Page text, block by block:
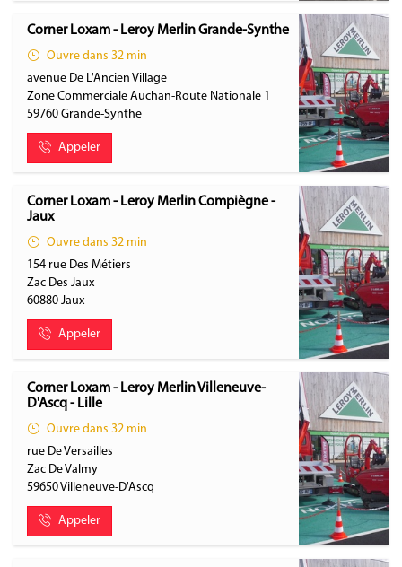
Corner Loxam - Leroy Merlin Grande-Synthe
Ouvre dans 32 min
avenue De L'Ancien Village
Zone Commerciale Auchan-Route Nationale 1
59760 Grande-Synthe
Appeler
Corner Loxam - Leroy Merlin Compiègne -
Jaux
Ouvre dans 32 min
154 rue Des Métiers
Zac Des Jaux
60880 Jaux
Appeler
Corner Loxam - Leroy Merlin Villeneuve-
D'Ascq - Lille
Ouvre dans 32 min
rue De Versailles
Zac De Valmy
59650Villeneuve-D'Ascq
Appeler